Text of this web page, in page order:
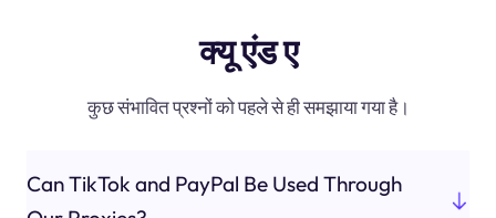
क्यू एंड ए
कुछ संभावित प्रश्नों को पहले से ही समझाया गया है।
Can TikTok and PayPal Be Used Through